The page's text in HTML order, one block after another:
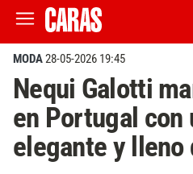
MODA28-05-2026 19:45
Nequi Galotti
en Portugal con
elegante y lleno